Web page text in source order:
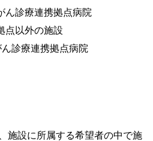
ん診療連携拠点病院
点以外の施設
診療連携拠点病院
施設に所属する希望者の中で施